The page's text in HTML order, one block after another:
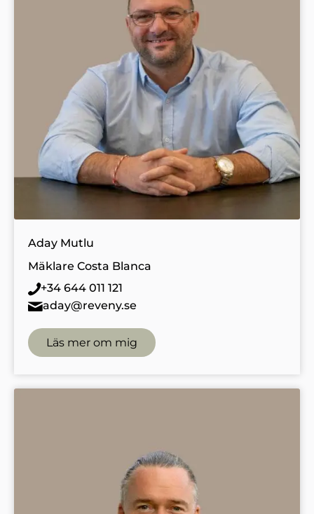
Aday Mutlu
Mäklare Costa Blanca
+34 644 011 121
aday@reveny.se
Läs mer om mig